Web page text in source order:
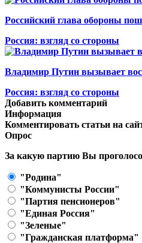
Российский глава обороны
Россия: взгляд со стороны
Владимир Путин вызывает
Россия: взгляд со стороны
Добавить комментарий
Информация
Комментировать статьи на
Опрос
За какую партию Вы
"Родина"
"Коммунисты России"
"Партия пенсионеров"
"Единая Россия"
"Зеленые"
"Гражданская платформа"